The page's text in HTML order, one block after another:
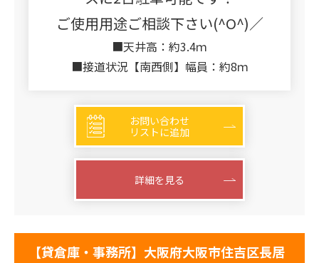
ご使用用途ご相談下さい(^O^)／
■天井高：約3.4ｍ
■接道状況【南西側】幅員：約8ｍ
お問い合わせ
リストに追加
詳細を見る
【貸倉庫・事務所】大阪府大阪市住吉区長居